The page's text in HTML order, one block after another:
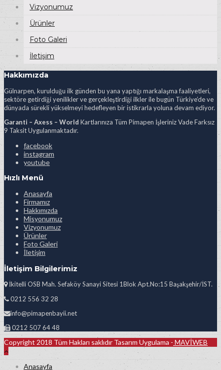
Vizyonumuz
Ürünler
Foto Galeri
İletişim
Hakkımızda
Gülnarpen, kurulduğu ilk günden bu yana yaptığı markalaşma faaliyetleri,
sektöre getirdiği yenilikler ve gerçekleştirdiği ilkler ile bugün Türkiye’de ve
dünyada sürekli yükselmeyi hedefleyen bir istikrarla yoluna devam ediyor.
Garanti – Axess – World Kartlarınıza Tüm Pimapen İşleriniz Vade Farksız
9 Taksit Uygulanmaktadır.
facebook
instagram
youtube
Hızlı Menü
Anasayfa
Firmamız
Hakkımızda
Misyonumuz
Vizyonumuz
Ürünler
Foto Galeri
İletişim
İletişim Bilgilerimiz
İkitelli OSB Mah. Sefaköy Sanayi Sitesi 1Blok Apt.No:15 Başakşehir/İST.
0212 556 32 28
info@pimapenbayii.net
0212 507 64 48
Copyright 2018 Tüm Hakları saklıdır Tasarım Uygulama - MAVİWEB
Anasayfa